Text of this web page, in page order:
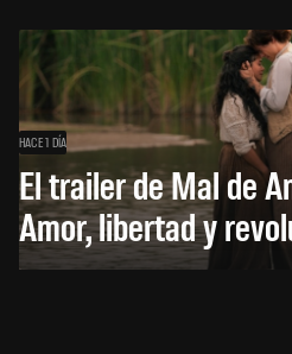
HACE 1 DÍA
El trailer de Mal de
Amor, libertad y